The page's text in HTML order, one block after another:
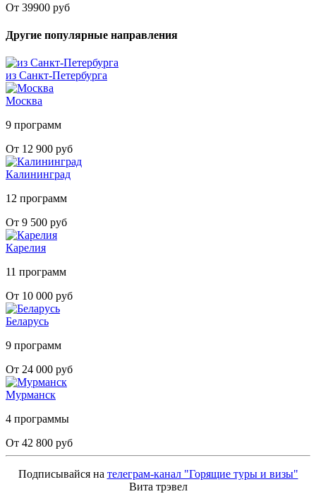
От 39900 руб
Другие популярные направления
из Санкт-Петербурга
Москва
9 программ
От 12 900 руб
Калининград
12 программ
От 9 500 руб
Карелия
11 программ
От 10 000 руб
Беларусь
9 программ
От 24 000 руб
Мурманск
4 программы
От 42 800 руб
Подписывайся на телеграм-канал "Горящие туры и визы"
Вита трэвел